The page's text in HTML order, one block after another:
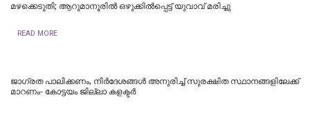
മഴക്കെടുതി; ആറുമാനൂരിൽ ഒഴുക്കില്‍പ്പെട്ട് യുവാവ് മരിച്ചു
READ MORE
ജാഗ്രത പാലിക്കണം, നിര്‍ദേശങ്ങള്‍ അനുരിച്ച് സുരക്ഷിത സ്ഥാനങ്ങളിലേക്ക്
മാറണം- കോട്ടയം ജില്ലാ കളക്ടര്‍